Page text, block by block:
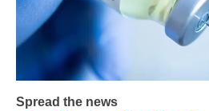
Spread the news